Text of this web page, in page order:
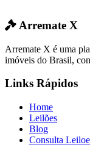
Arremate X
Arremate X é uma
imóveis do Brasil,
Links Rápidos
Home
Leilões
Blog
Consulta